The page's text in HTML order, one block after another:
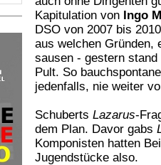
Kapitulation von Ingo
DSO von 2007 bis
aus welchen Gründen,
sausen - gestern
Pult. So
jedenfalls, nie weiter
Schuberts Lazarus-
dem Plan. Davor gabs
Komponisten hatten
Jugendstücke also.